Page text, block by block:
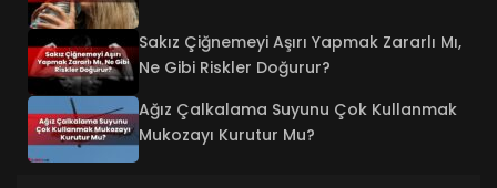
Sakız Çiğnemeyi Aşırı Yapmak Zararlı Mı,
Ne Gibi Riskler Doğurur?
Ağız Çalkalama Suyunu Çok Kullanmak
Mukozayı Kurutur Mu?